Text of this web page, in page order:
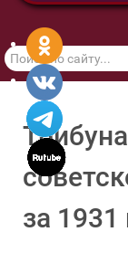
Поиск
по
сайту
за 1931